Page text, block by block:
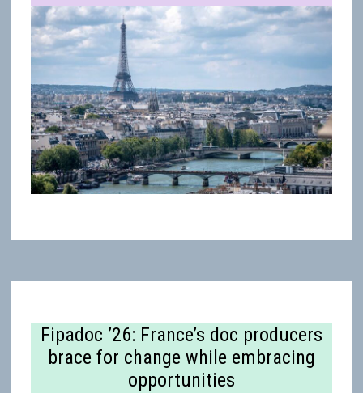
Fipadoc ’26: France’s doc producers
brace for change while embracing
opportunities